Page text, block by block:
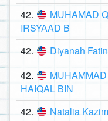
42.
MUHAMAD
IRSYAAD B
42. Diyanah
42.
HAIQAL BIN
42. Natalia